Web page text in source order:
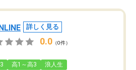
詳しく見る
0.0 （0件）
高1～高3 浪人生